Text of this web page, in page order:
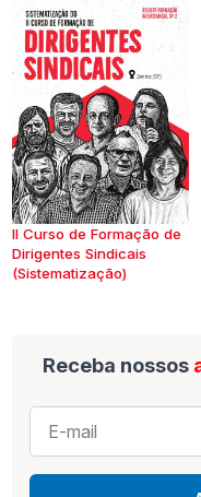
II Curso de Formação de
Dirigentes Sindicais
(Sistematização)
Receba nossos
E-
mail